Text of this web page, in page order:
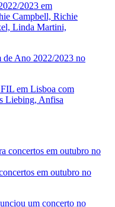
2023 em
Campbell, Richie
Linda Martini,
de Ano 2022/2023 no
em Lisboa com
Liebing, Anfisa
em outubro no